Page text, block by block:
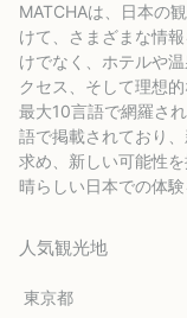
MATCHAは、日本の
けて、さまざまな情
けでなく、ホテルや
クセス、そして理想
最大10言語で網羅さ
語で掲載されており
求め、新しい可能性
晴らしい日本での体験
人気観光地
東京都